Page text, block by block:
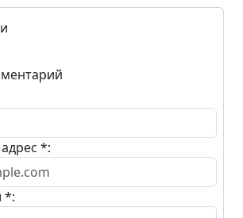
*:
*: